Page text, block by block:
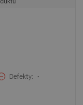
Defekty -